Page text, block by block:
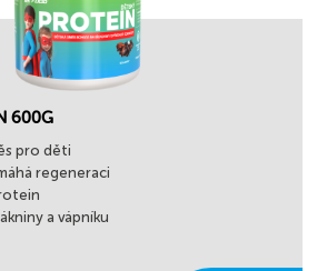
600G
pro děti
regeneraci
a vápníku